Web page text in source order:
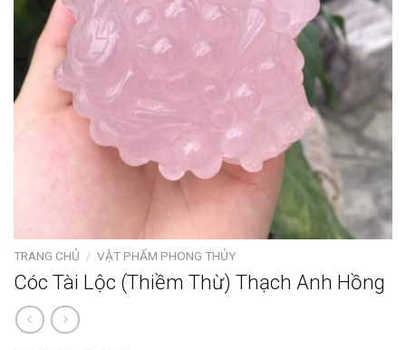
TRANG CHỦ / VẬT PHẨM PHONG THỦY
Cóc Tài Lộc (Thiềm Thừ) Thạch Anh Hồng